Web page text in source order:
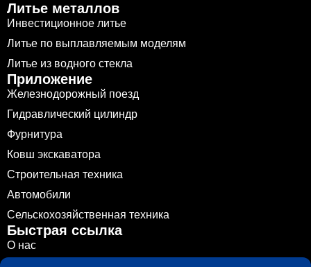
Литье металлов
Инвестиционное литье
Литье по выплавляемым моделям
Литье из водного стекла
Приложение
Железнодорожный поезд
Гидравлический цилиндр
Фурнитура
Ковш экскаватора
Строительная техника
Автомобили
Сельскохозяйственная техника
Быстрая ссылка
О нас